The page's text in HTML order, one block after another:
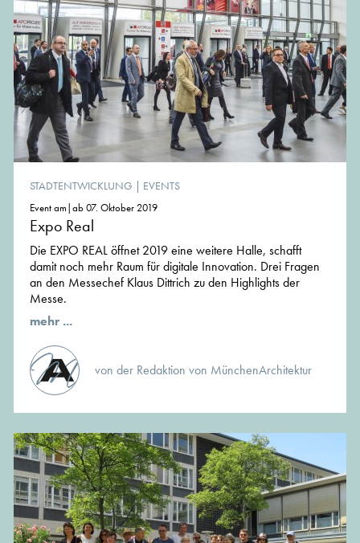
STADTENTWICKLUNG | EVENTS
Event am|ab 07. Oktober 2019
Expo Real
Die EXPO REAL öffnet 2019 eine weitere Halle, schafft
damit noch mehr Raum für digitale Innovation. Drei Fragen
an den Messechef Klaus Dittrich zu den Highlights der
Messe.
mehr ...
von der Redaktion von MünchenArchitektur